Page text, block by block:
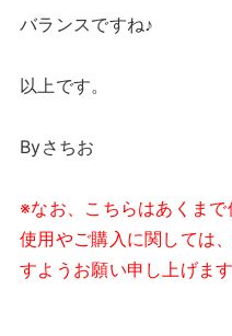
バランスですね♪
以上です。
Byさちお
※なお、こちらはあくま
使用やご購入に関しては
すようお願い申し上げます